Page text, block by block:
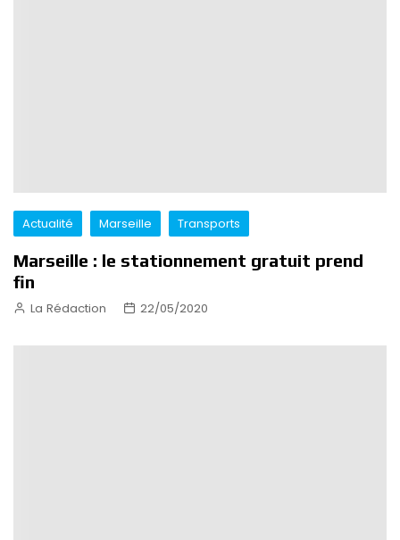
Actualité Marseille Transports
Marseille : le stationnement gratuit prend
fin
La Rédaction 22/05/2020